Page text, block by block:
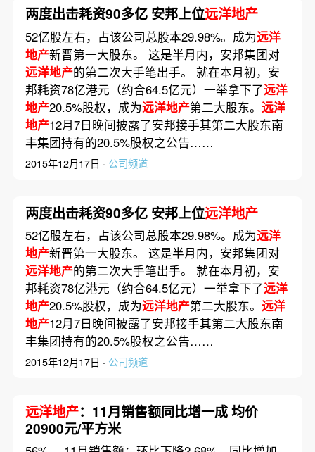
两度出击耗资90多亿 安邦上位远洋地产
52亿股左右，占该公司总股本29.98%。成为远洋
地产新晋第一大股东。 这是半月内，安邦集团对
远洋地产的第二次大手笔出手。 就在本月初，安
邦耗资78亿港元（约合64.5亿元）一举拿下了远洋
地产20.5%股权，成为远洋地产第二大股东。 远洋
地产12月7日晚间披露了安邦接手其第二大股东南
丰集团持有的20.5%股权之公告……
2015年12月17日 · 公司频道
两度出击耗资90多亿 安邦上位远洋地产
52亿股左右，占该公司总股本29.98%。成为远洋
地产新晋第一大股东。 这是半月内，安邦集团对
远洋地产的第二次大手笔出手。 就在本月初，安
邦耗资78亿港元（约合64.5亿元）一举拿下了远洋
地产20.5%股权，成为远洋地产第二大股东。 远洋
地产12月7日晚间披露了安邦接手其第二大股东南
丰集团持有的20.5%股权之公告……
2015年12月17日 · 公司频道
远洋地产：11月销售额同比增一成 均价
20900元/平方米